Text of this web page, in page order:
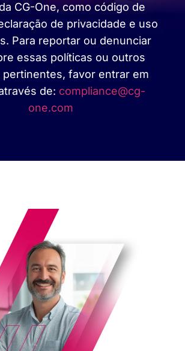
CG-One, como código de
de privacidade e uso
Para reportar ou denunciar
essas políticas ou outros
favor entrar em
de: compliance@cg-
one.com